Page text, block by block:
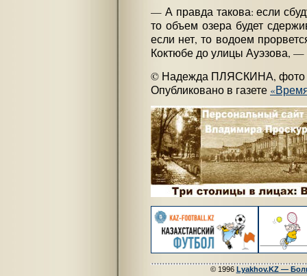
— А правда такова: если
то объем озера будет
если нет, то водоем
Коктюбе до улицы Ауэзова, —
© Надежда ПЛЯСКИНА,
Опубликовано в газете
© 1996 Lyakhov.KZ —